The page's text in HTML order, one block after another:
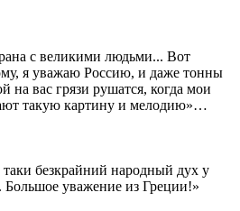
с великими людьми... Вот
я уважаю Россию, и даже тонны
на вас грязи рушатся, когда мои
такую картину и мелодию»…
таки безкрайний народный дух у
Большое уважение из Греции!»